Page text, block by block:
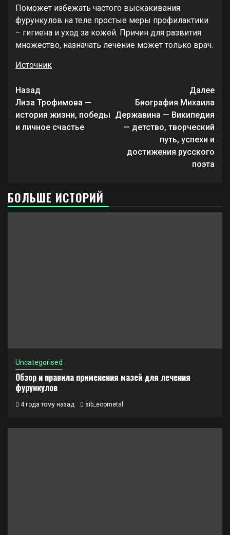
Поможет избежать частого выскакивания
фурункулов на теле простые меры профилактики
– гигиена и уход за кожей. Причин для развития
множество, назначать лечение может только врач.
Источник
Продолжить
чтение
Назад
Лиза Трофимова —
история жизни, победы
и личное счастье
Далее
Биография Михаила
Державина — Википедия
— детство, творческий
путь, успехи и
достижения русского
поэта
БОЛЬШЕ ИСТОРИЙ
Uncategorised
Обзор и правила применения мазей для лечения
фурункулов
4 года тому назад sib_ecometal